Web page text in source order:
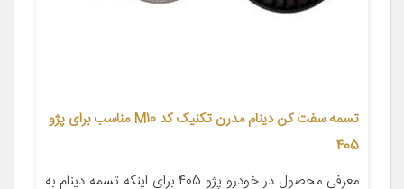
تسمه سفت کن دینام مدرن تکنیک کد M10 مناسب برای پژو
405
معرفی محصول در خودرو پژو 405 برای اینکه تسمه دینام به